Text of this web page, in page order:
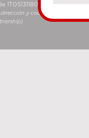
y coordinación de